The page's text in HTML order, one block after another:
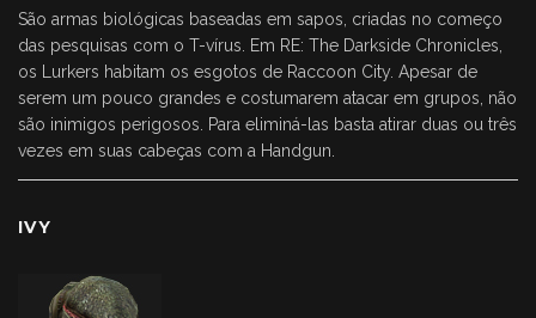
São armas biológicas baseadas em sapos, criadas no começo
das pesquisas com o T-vírus. Em RE: The Darkside Chronicles,
os Lurkers habitam os esgotos de Raccoon City. Apesar de
serem um pouco grandes e costumarem atacar em grupos, não
são inimigos perigosos. Para eliminá-las basta atirar duas ou três
vezes em suas cabeças com a Handgun.
IVY